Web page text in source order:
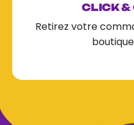
CLICK &
Retirez votre